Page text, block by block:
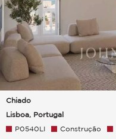
Chiado
Lisboa, Portugal
P0540LI
Construção